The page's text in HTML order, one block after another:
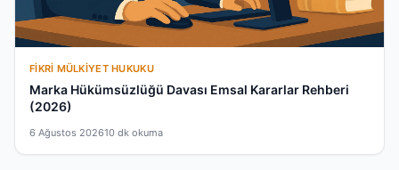
FIKRI MÜLKIYET HUKUKU
Marka Hükümsüzlüğü Davası Emsal Kararlar Rehberi
(2026)
6 Ağustos 202610 dk okuma